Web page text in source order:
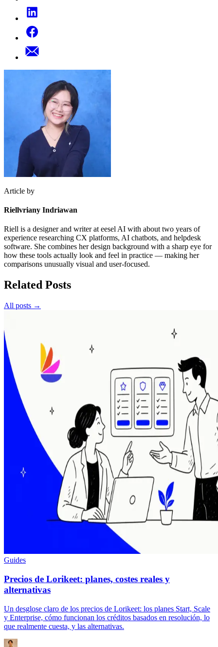
Article by
Riellvriany Indriawan
Riell is a designer and writer at eesel AI with about two years of
experience researching CX platforms, AI chatbots, and helpdesk
software. She combines her design background with a sharp eye for
how these tools actually look and feel in practice — making her
comparisons unusually visual and user-focused.
Related Posts
All posts →
Guides
Precios de Lorikeet: planes, costes reales y
alternativas
Un desglose claro de los precios de Lorikeet: los planes Start, Scale
y Enterprise, cómo funcionan los créditos basados en resolución, lo
que realmente cuesta, y las alternativas.